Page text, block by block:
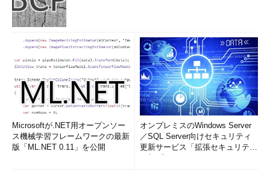
Microsoftが.NET用オープンソー
ス機械学習フレームワークの最新
版「ML.NET 0.11」を公開
オンプレミスのWindows Server
／SQL Server向けセキュリティ
更新サービス「拡張セキュリティ